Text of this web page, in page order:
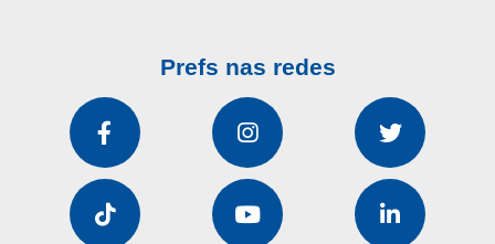
Prefs nas redes